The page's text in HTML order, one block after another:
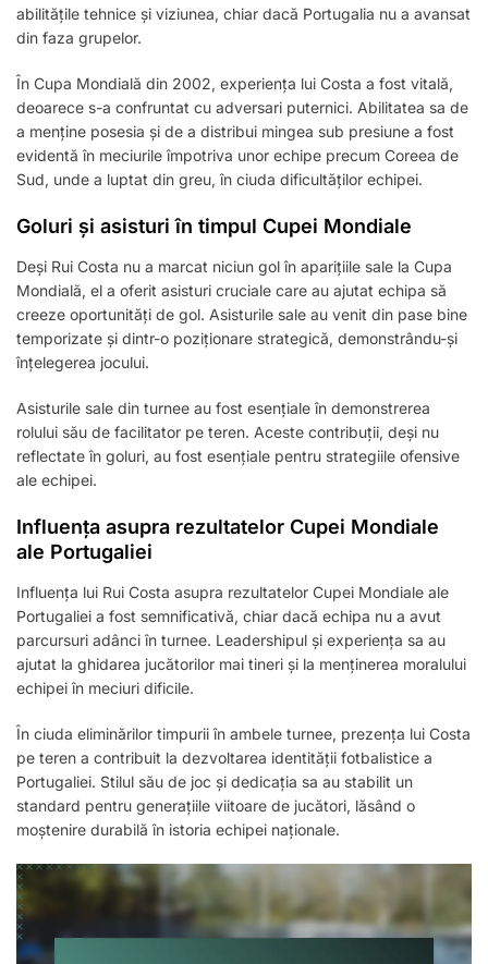
abilitățile tehnice și viziunea, chiar dacă Portugalia nu a avansat
din faza grupelor.
În Cupa Mondială din 2002, experiența lui Costa a fost vitală,
deoarece s-a confruntat cu adversari puternici. Abilitatea sa de
a menține posesia și de a distribui mingea sub presiune a fost
evidentă în meciurile împotriva unor echipe precum Coreea de
Sud, unde a luptat din greu, în ciuda dificultăților echipei.
Goluri și asisturi în timpul Cupei Mondiale
Deși Rui Costa nu a marcat niciun gol în aparițiile sale la Cupa
Mondială, el a oferit asisturi cruciale care au ajutat echipa să
creeze oportunități de gol. Asisturile sale au venit din pase bine
temporizate și dintr-o poziționare strategică, demonstrându-și
înțelegerea jocului.
Asisturile sale din turnee au fost esențiale în demonstrerea
rolului său de facilitator pe teren. Aceste contribuții, deși nu
reflectate în goluri, au fost esențiale pentru strategiile ofensive
ale echipei.
Influența asupra rezultatelor Cupei Mondiale
ale Portugaliei
Influența lui Rui Costa asupra rezultatelor Cupei Mondiale ale
Portugaliei a fost semnificativă, chiar dacă echipa nu a avut
parcursuri adânci în turnee. Leadershipul și experiența sa au
ajutat la ghidarea jucătorilor mai tineri și la menținerea moralului
echipei în meciuri dificile.
În ciuda eliminărilor timpurii în ambele turnee, prezența lui Costa
pe teren a contribuit la dezvoltarea identității fotbalistice a
Portugaliei. Stilul său de joc și dedicația sa au stabilit un
standard pentru generațiile viitoare de jucători, lăsând o
moștenire durabilă în istoria echipei naționale.